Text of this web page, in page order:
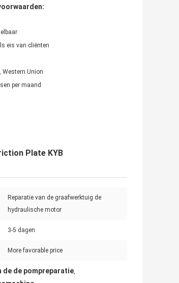
eis van cliënten
Western Union
per maand
Plate KYB
Reparatie van de graafwerktuig de
hydraulische motor
3-5 dagen
More favorable price
de de pompreparatie,